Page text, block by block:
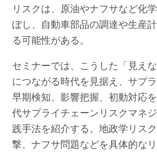
リスクは、原油やナフサなど化
ぼし、自動車部品の調達や生産
る可能性がある。
セミナーでは、こうした「見え
につながる時代を見据え、サプ
早期検知、影響把握、初動対応
代サプライチェーンリスクマネ
践手法を紹介する。地政学リス
撃、ナフサ問題などを具体的な